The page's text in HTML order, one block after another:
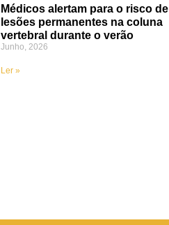
Médicos alertam para o risco de
lesões permanentes na coluna
vertebral durante o verão
Junho, 2026
Ler »